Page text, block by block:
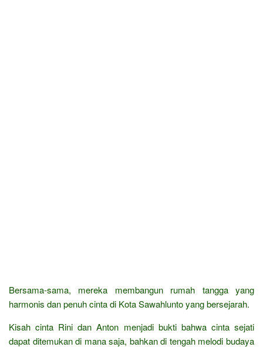
Bersama-sama, mereka membangun rumah tangga yang
harmonis dan penuh cinta di Kota Sawahlunto yang bersejarah.
Kisah cinta Rini dan Anton menjadi bukti bahwa cinta sejati
dapat ditemukan di mana saja, bahkan di tengah melodi budaya